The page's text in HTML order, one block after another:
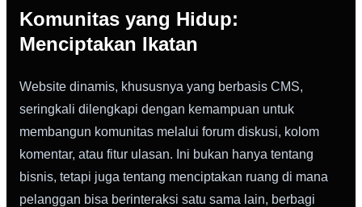
Komunitas yang Hidup:
Menciptakan Ikatan
Website dinamis, khususnya yang berbasis CMS,
seringkali dilengkapi dengan kemampuan untuk
membangun komunitas melalui forum diskusi, kolom
komentar, atau fitur ulasan. Ini bukan hanya tentang
bisnis, tetapi juga tentang menciptakan ruang di mana
pelanggan bisa berinteraksi satu sama lain, berbagi